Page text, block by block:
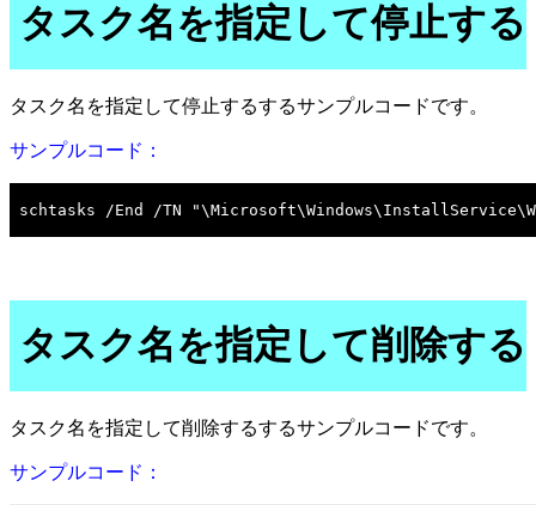
タスク名を指定して停止する
タスク名を指定して停止するするサンプルコードです。
サンプルコード：
タスク名を指定して削除する
タスク名を指定して削除するするサンプルコードです。
サンプルコード：